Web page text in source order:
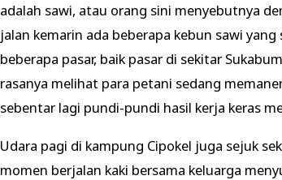
adalah sawi, atau orang sini menyebutnya
jalan kemarin ada beberapa kebun sawi
beberapa pasar, baik pasar di sekitar
rasanya melihat para petani sedang
sebentar lagi pundi-pundi hasil kerja keras
Udara pagi di kampung Cipokel juga sejuk
momen berjalan kaki bersama keluarga